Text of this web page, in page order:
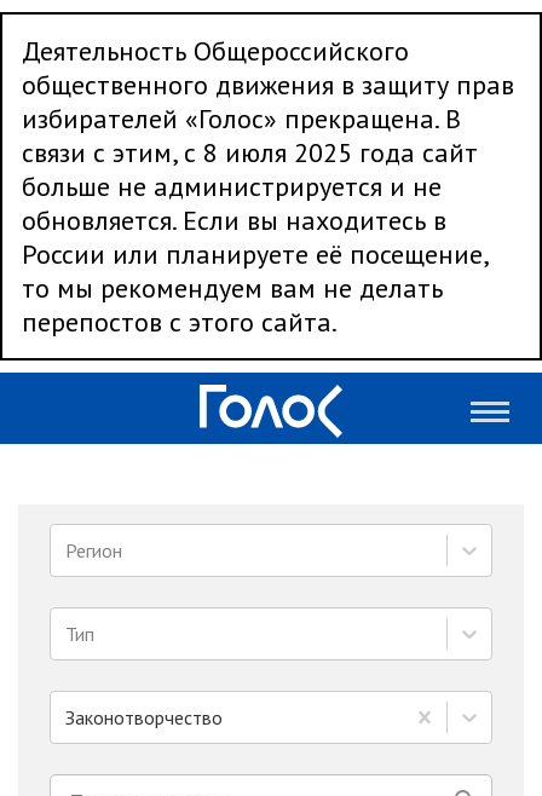
Деятельность Общероссийского
общественного движения в защиту прав
избирателей «Голос» прекращена. В
связи с этим, с 8 июля 2025 года сайт
больше не администрируется и не
обновляется. Если вы находитесь в
России или планируете её посещение,
то мы рекомендуем вам не делать
перепостов с этого сайта.
Регион
Тип
Законотворчество